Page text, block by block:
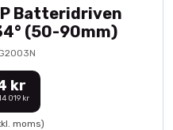
Batteridriven
(50-90mm)
kr
019 kr
moms)